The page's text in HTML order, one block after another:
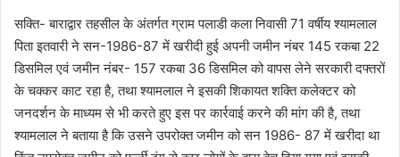
सक्ति- बाराद्वार तहसील के अंतर्गत ग्राम पलाडी कला निवासी 71 वर्षीय श्यामलाल
पिता इतवारी ने सन-1986-87 में खरीदी हुई अपनी जमीन नंबर 145 रकबा 22
डिसमिल एवं जमीन नंबर- 157 रकबा 36 डिसमिल को वापस लेने सरकारी दफ्तरों
के चक्कर काट रहा है, तथा श्यामलाल ने इसकी शिकायत शक्ति कलेक्टर को
जनदर्शन के माध्यम से भी करते हुए इस पर कार्रवाई करने की मांग की है, तथा
श्यामलाल ने बताया है कि उसने उपरोक्त जमीन को सन 1986- 87 में खरीदा था